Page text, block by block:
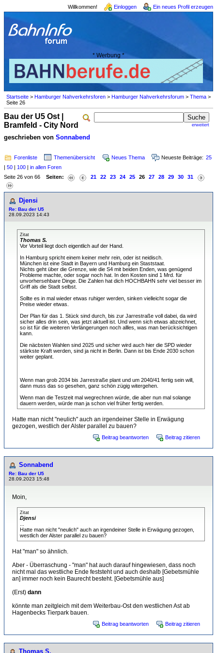
Willkommen! Einloggen Ein neues Profil erzeugen
* Werbung *
Startseite > Hamburger Nahverkehrsforen > Hamburger Nahverkehrsforum > Thema >
Seite 26
erweitert
Bau der U5 Ost |
Bramfeld - City Nord
geschrieben von Sonnabend
Forenliste Themenübersicht Neues Thema Neueste Beiträge: 25
| 50 | 100 | in allen Foren
Seite 26 von 66 Seiten: 21 22 23 24 25 26 27 28 29 30 31
Djensi
Re: Bau der U5
28.09.2023 14:43
Zitat
Thomas S.
Vor Vorteil liegt doch eigentlich auf der Hand.
In Hamburg spricht einem keiner mehr rein, oder ist neidisch.
München ist eine Stadt in Bayern und Hamburg ein Staststaat.
Nichts geht über die Grenze, wie die S4 mit beiden Enden, was genügend
Probleme machte, oder sogar noch hat. In den Kosten sind 1 Mrd. für
unvorhersehbare Dinge. Die Zahlen hat dich HOCHBAHN sehr viel besser im
Griff als die Stadt selbst.
Sollte es in mal wieder etwas ruhiger werden, sinken vielleicht sogar die
Preise wieder etwas.
Der Plan für das 1. Stück sind durch, bis zur Jarrestraße voll dabei, da wird
sicher alles drin sein, was jetzt aktuell ist. Und wenn sich etwas abzeichnet,
so ist für die weiteren Verlängerungen noch allles, was man berücksichtigen
kann.
Die näcbsten Wahlen sind 2025 und sicher wird auch hier die SPD wieder
stärkste Kraft werden, sind ja nicht in Berlin. Dann ist bis Ende 2030 schon
weiter geplant.
Wenn man grob 2034 bis Jarrestraße plant und um 2040/41 fertig sein will,
dann muss das so gesehen, ganz schön zügig witergehen.
Wenn man die Testzeit mal wegrechnen würde, die aber nun mal solange
dauern werden, würde man ja schon viel früher fertig werden.
Hatte man nicht "neulich" auch an irgendeiner Stelle in Erwägung
gezogen, westlich der Alster parallel zu bauen?
Beitrag beantworten Beitrag zitieren
Sonnabend
Re: Bau der U5
28.09.2023 15:48
Moin,
Zitat
Djensi
Hatte man nicht "neulich" auch an irgendeiner Stelle in Erwägung gezogen,
westlich der Alster parallel zu bauen?
Hat "man" so ähnlich.
Aber - Überraschung - "man" hat auch darauf hingewiesen, dass noch
nicht mal das westliche Ende feststeht und auch deshalb [Gebetsmühle
an] immer noch kein Baurecht besteht. [Gebetsmühle aus]
(Erst) dann
könnte man zeitgleich mit dem Weiterbau-Ost den westlichen Ast ab
Hagenbecks Tierpark bauen.
Beitrag beantworten Beitrag zitieren
Thomas S.